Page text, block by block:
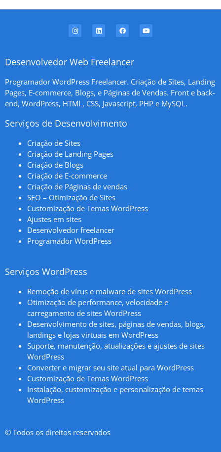
Desenvolvedor Web Freelancer
Programador WordPress Freelancer. Criação de Sites, Landing
Pages, E-commerce, Blogs, e Páginas de Vendas. Front e back-
end, WordPress, HTML, CSS, Javascript, PHP e MySQL.
Serviços de Desenvolvimento
Criação de Sites
Criação de Landing Pages
Criação de Blogs
Criação de E-commerce
Criação de Páginas de vendas
SEO – Otimização de Sites
Customização de Temas WordPress
Ajustes em sites
Desenvolvedor freelancer
Programador WordPress
Serviços WordPress
Remoção de vírus e malware de sites WordPress
Otimização de performance, velocidade e
carregamento de sites WordPress
Desenvolvimento de sites, páginas de vendas, blogs,
landings e lojas virtuais em WordPress
Suporte, manutenção, atualizações e ajustes de sites
WordPress
Converter e migrar seu site atual para WordPress
Customização de Temas WordPress
Instalação, customização e personalização de temas
WordPress
© Todos os direitos reservados